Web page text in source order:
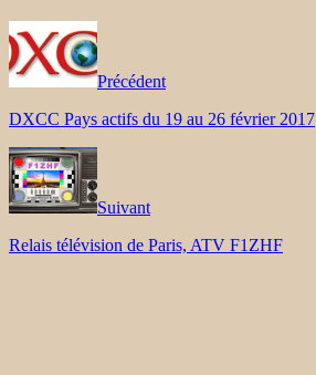
Précédent
DXCC Pays actifs du 19 au 26 février 2017
Suivant
Relais télévision de Paris, ATV F1ZHF